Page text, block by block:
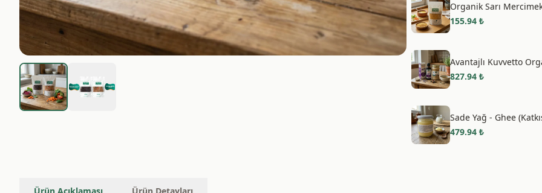
Organik Sarı
155.94 ₺
Avantajlı Kuvvetto
827.94 ₺
Sade Yağ - Ghee
479.94 ₺